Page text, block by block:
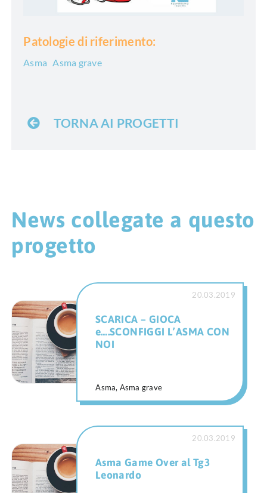
Patologie di riferimento:
Asma Asma grave
TORNA AI PROGETTI
News collegate a questo
progetto
SCARICA – GIOCA
e….SCONFIGGI L’ASMA CON
NOI
20.03.2019
Asma, Asma grave
Asma Game Over al Tg3
Leonardo
20.03.2019